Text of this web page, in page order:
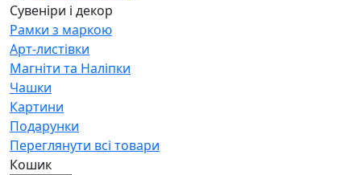
Сувеніри і декор
Рамки з маркою
Арт-листівки
Магніти та Наліпки
Чашки
Картини
Подарунки
Переглянути всі товари
Кошик